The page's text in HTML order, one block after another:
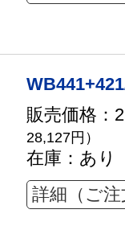
販売価格：
28,127円）
在庫：あり
詳細（ご